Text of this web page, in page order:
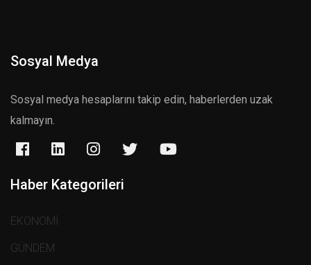
Sosyal Medya
Sosyal medya hesaplarını takip edin, haberlerden uzak
kalmayın.
Haber Kategorileri
EKONOMİ
GÜNDEM